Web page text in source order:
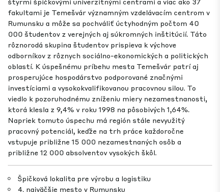
fakultami je Temešvár významným vzdelávacím centrom v
Rumunsku a môže sa pochváliť úctyhodným počtom 40
000 študentov z verejných aj súkromných inštitúcií. Táto
rôznorodá skupina študentov prispieva k výchove
odborníkov z rôznych sociálno-ekonomických a politických
oblastí. K úspešnému príbehu mesta Temešvár patrí aj
prosperujúce hospodárstvo podporované značnými
investíciami a vysokokvalifikovanou pracovnou silou. To
viedlo k pozoruhodnému zníženiu miery nezamestnanosti,
ktorá klesla z 9,4% v roku 1998 na pôsobivých 1,64%.
Napriek tomuto úspechu má región stále nevyužitý
pracovný potenciál, keďže na trh práce každoročne
vstupuje približne 15 000 nezamestnaných osôb a
približne 12 000 absolventov vysokých škôl.
Špičková lokalita pre výrobu a logistiku
4. najväčšie mesto v Rumunsku